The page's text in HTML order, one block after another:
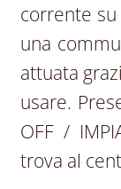
corrente
una
attuata
usare.
OFF /
trova al